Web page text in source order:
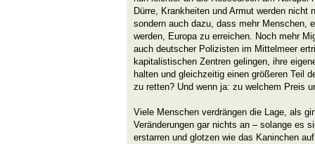
Dürre, Krankheiten und Armut werden nicht
sondern auch dazu, dass mehr Menschen,
werden, Europa zu erreichen. Noch mehr
auch deutscher Polizisten im Mittelmeer
kapitalistischen Zentren gelingen, ihre
halten und gleichzeitig einen größeren Teil
zu retten? Und wenn ja: zu welchem Preis
Viele Menschen verdrängen die Lage, als
Veränderungen gar nichts an – solange es
erstarren und glotzen wie das Kaninchen